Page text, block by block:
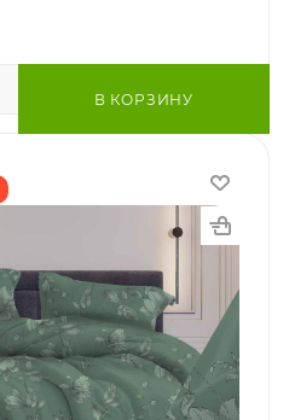
В КОРЗИНУ